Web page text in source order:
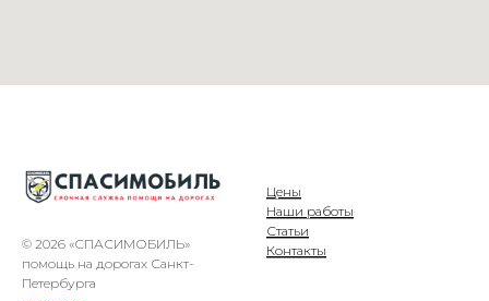
© 2026 «СПАСИМОБИЛЬ»
помощь на дорогах Санкт-
Петербурга
Цены
Наши работы
Статьи
Контакты